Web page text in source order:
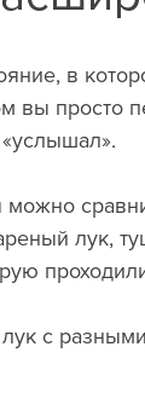
в
вы просто
лук,
с